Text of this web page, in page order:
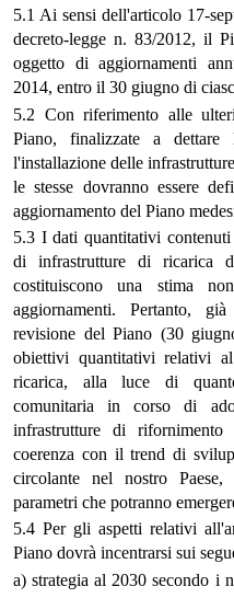
5.1 Ai sensi dell'articolo 17-
decreto-legge n. 83/2012, il
oggetto di aggiornamenti
2014, entro il 30 giugno di
5.2 Con riferimento alle
Piano, finalizzate a
l'installazione delle
le stesse dovranno essere
aggiornamento del Piano
5.3 I dati quantitativi
di infrastrutture di ricarica
costituiscono una stima
aggiornamenti. Pertanto,
revisione del Piano (30
obiettivi quantitativi relativi
ricarica, alla luce di
comunitaria in corso di
infrastrutture di
coerenza con il trend di
circolante nel nostro
parametri che potranno
5.4 Per gli aspetti relativi
Piano dovrà incentrarsi sui
a) strategia al 2030 secondo i